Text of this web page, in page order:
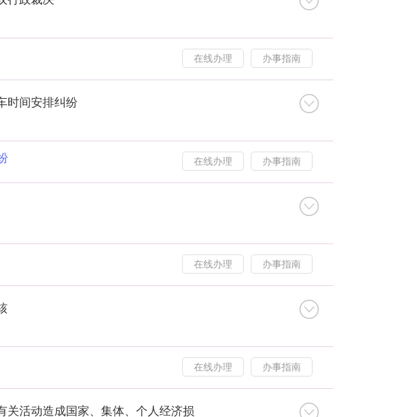
在线办理 办事指南
时间安排纠纷
在线办理 办事指南
在线办理 办事指南
在线办理 办事指南
关活动造成国家、集体、个人经济损